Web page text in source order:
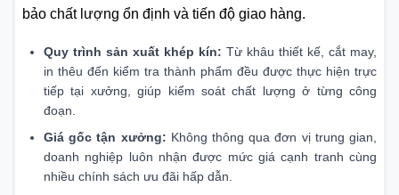
bảo chất lượng ổn định và tiến độ giao hàng.
Quy trình sản xuất khép kín: Từ khâu thiết kế, cắt may,
in thêu đến kiểm tra thành phẩm đều được thực hiện trực
tiếp tại xưởng, giúp kiểm soát chất lượng ở từng công
đoạn.
Giá gốc tận xưởng: Không thông qua đơn vị trung gian,
doanh nghiệp luôn nhận được mức giá cạnh tranh cùng
nhiều chính sách ưu đãi hấp dẫn.